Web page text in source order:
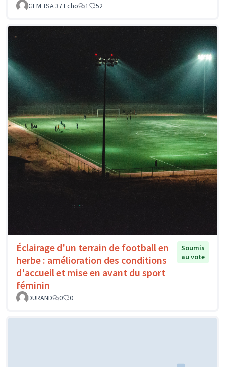
GEM TSA 37 Echo
1 52
Éclairage d'un terrain de football en
herbe : amélioration des conditions
d'accueil et mise en avant du sport
féminin
Soumis
au vote
DURAND 0 0